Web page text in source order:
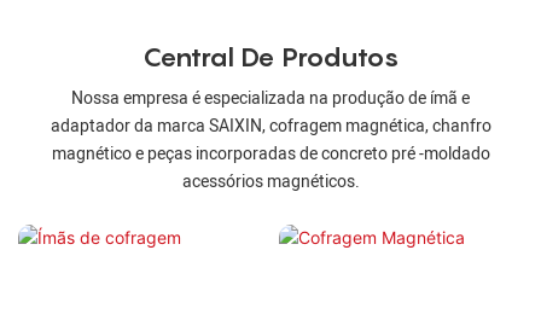
Central De Produtos
Nossa empresa é especializada na produção de ímã e
adaptador da marca SAIXIN, cofragem magnética, chanfro
magnético e peças incorporadas de concreto pré -moldado
acessórios magnéticos.